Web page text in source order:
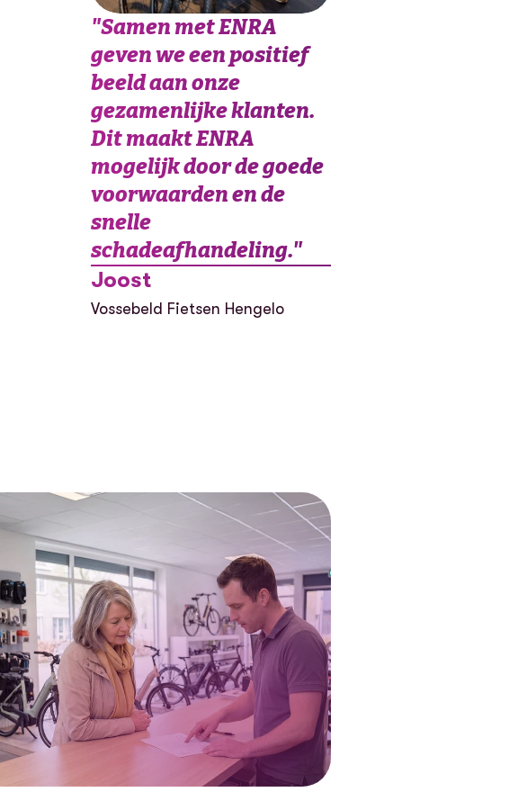
"Samen met ENRA
geven we een positief
beeld aan onze
gezamenlijke klanten.
Dit maakt ENRA
mogelijk door de goede
voorwaarden en de
snelle
schadeafhandeling."
Joost
Vossebeld Fietsen Hengelo